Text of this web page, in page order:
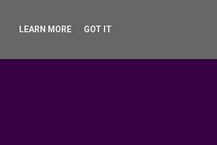
LEARN MORE GOT IT